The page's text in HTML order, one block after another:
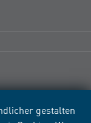
gestalten